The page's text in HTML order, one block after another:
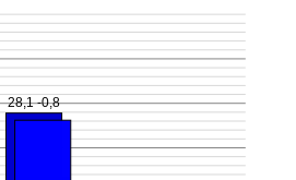
28,1 -0,8